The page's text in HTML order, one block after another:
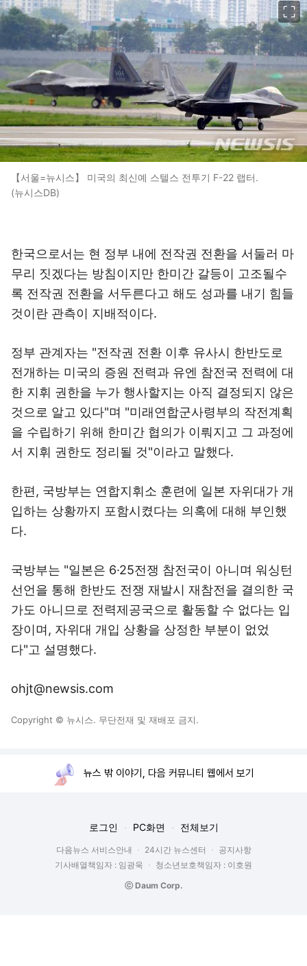
【서울=뉴시스】 미국의 최신예 스텔스 전투기 F-22 랩터.
(뉴시스DB)
한국으로서는 현 정부 내에 전작권 전환을 서둘러 마
무리 짓겠다는 방침이지만 한미간 갈등이 고조될수
록 전작권 전환을 서두른다고 해도 성과를 내기 힘들
것이란 관측이 지배적이다.
정부 관계자는 "전작권 전환 이후 유사시 한반도로
전개하는 미국의 증원 전력과 유엔 참전국 전력에 대
한 지휘 권한을 누가 행사할지는 아직 결정되지 않은
것으로 알고 있다"며 "미래연합군사령부의 작전계획
을 수립하기 위해 한미간 협의가 이뤄지고 그 과정에
서 지휘 권한도 정리될 것"이라고 말했다.
한편, 국방부는 연합지휘소 훈련에 일본 자위대가 개
입하는 상황까지 포함시켰다는 의혹에 대해 부인했
다.
국방부는 "일본은 6·25전쟁 참전국이 아니며 워싱턴
선언을 통해 한반도 전쟁 재발시 재참전을 결의한 국
가도 아니므로 전력제공국으로 활동할 수 없다는 입
장이며, 자위대 개입 상황을 상정한 부분이 없었
다"고 설명했다.
ohjt@newsis.com
Copyright © 뉴시스. 무단전재 및 재배포 금지.
뉴스 밖 이야기, 다음 커뮤니티 웹에서 보기
로그인 PC화면 전체보기
다음뉴스 서비스안내 24시간 뉴스센터
공지사항
기사배열책임자 : 임광욱
청소년보호책임자 : 이호원
ⓒ Daum Corp.